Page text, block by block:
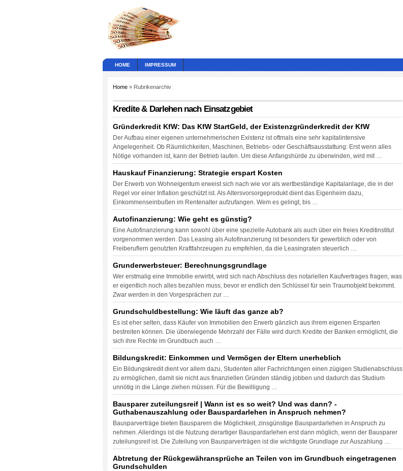
HOME IMPRESSUM
Home » Rubrikenarchiv
Kredite & Darlehen nach Einsatzgebiet
Gründerkredit KfW: Das KfW StartGeld, der Existenzgründerkredit der KfW
Der Aufbau einer eigenen unternehmerischen Existenz ist oftmals eine sehr kapitalintensive
Angelegenheit. Ob Räumlichkeiten, Maschinen, Betriebs- oder Geschäftsausstattung: Erst wenn alles
Nötige vorhanden ist, kann der Betrieb laufen. Um diese Anfangshürde zu überwinden, wird mit …
Hauskauf Finanzierung: Strategie erspart Kosten
Der Erwerb von Wohneigentum erweist sich nach wie vor als wertbeständige Kapitalanlage, die in der
Regel vor einer Inflation geschützt ist. Als Altersvorsorgeprodukt dient das Eigenheim dazu,
Einkommenseinbußen im Rentenalter aufzufangen. Wem es gelingt, bis …
Autofinanzierung: Wie geht es günstig?
Eine Autofinanzierung kann sowohl über eine spezielle Autobank als auch über ein freies Kreditinstitut
vorgenommen werden. Das Leasing als Autofinanzierung ist besonders für gewerblich oder von
Freiberuflern genutzten Kraftfahrzeugen zu empfehlen, da die Leasingraten steuerlich …
Grunderwerbsteuer: Berechnungsgrundlage
Wer erstmalig eine Immobilie erwirbt, wird sich nach Abschluss des notariellen Kaufvertrages fragen, was
er eigentlich noch alles bezahlen muss, bevor er endlich den Schlüssel für sein Traumobjekt bekommt.
Zwar werden in den Vorgesprächen zur …
Grundschuldbestellung: Wie läuft das ganze ab?
Es ist eher selten, dass Käufer von Immobilien den Erwerb gänzlich aus ihrem eigenen Ersparten
bestreiten können. Die überwiegende Mehrzahl der Fälle wird durch Kredite der Banken ermöglicht, die
sich ihre Rechte im Grundbuch auch …
Bildungskredit: Einkommen und Vermögen der Eltern unerheblich
Ein Bildungskredit dient vor allem dazu, Studenten aller Fachrichtungen einen zügigen Studienabschluss
zu ermöglichen, damit sie nicht aus finanziellen Gründen ständig jobben und dadurch das Studium
unnötig in die Länge ziehen müssen. Für die Bewilligung …
Bausparer zuteilungsreif | Wann ist es so weit? Und was dann? -
Guthabenauszahlung oder Bauspardarlehen in Anspruch nehmen?
Bausparverträge bieten Bausparern die Möglichkeit, zinsgünstige Bauspardarlehen in Anspruch zu
nehmen. Allerdings ist die Nutzung derartiger Bauspardarlehen erst dann möglich, wenn der Bausparer
zuteilungsreif ist. Die Zuteilung von Bausparverträgen ist die wichtigste Grundlage zur Auszahlung …
Abtretung der Rückgewähransprüche an Teilen von im Grundbuch eingetragenen
Grundschulden